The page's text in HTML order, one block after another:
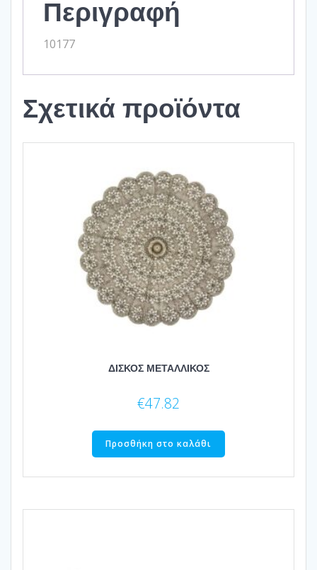
Περιγραφή
10177
Σχετικά προϊόντα
ΔΙΣΚΟΣ ΜΕΤΑΛΛΙΚΟΣ
€47.82
Προσθήκη στο καλάθι